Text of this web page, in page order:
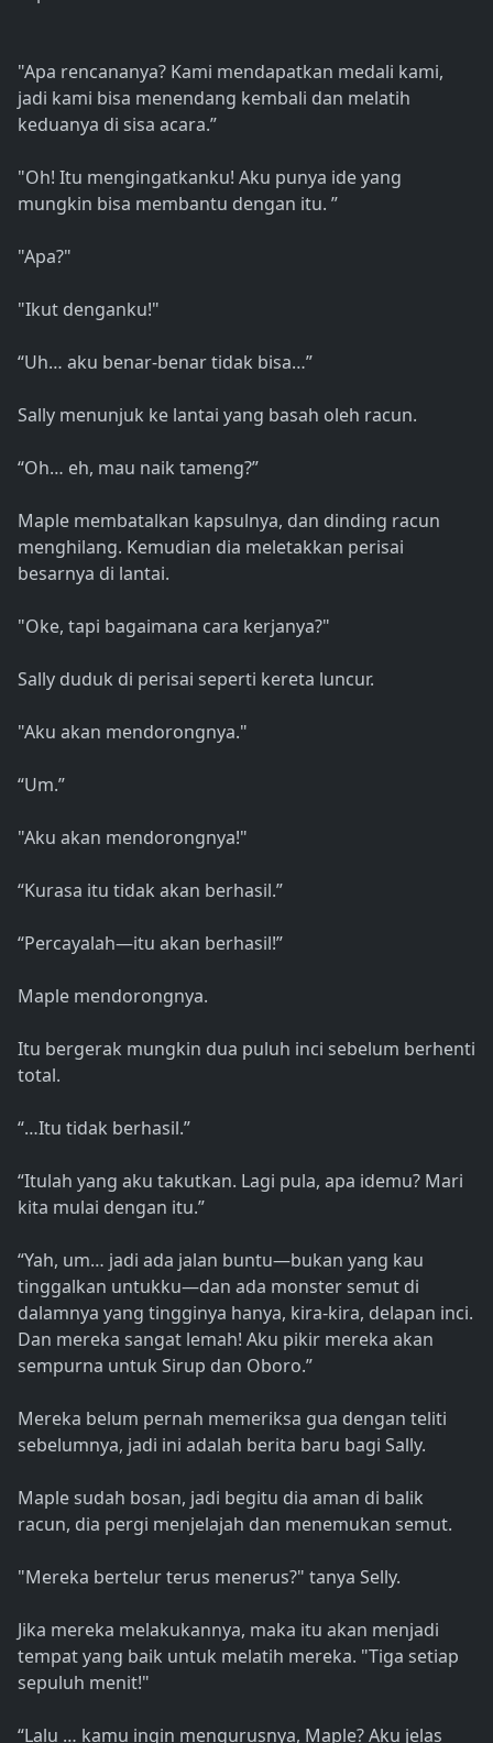
"Apa rencananya? Kami mendapatkan medali kami,
jadi kami bisa menendang kembali dan melatih
keduanya di sisa acara.”
"Oh! Itu mengingatkanku! Aku punya ide yang
mungkin bisa membantu dengan itu. ”
"Apa?"
"Ikut denganku!"
“Uh… aku benar-benar tidak bisa…”
Sally menunjuk ke lantai yang basah oleh racun.
“Oh… eh, mau naik tameng?”
Maple membatalkan kapsulnya, dan dinding racun
menghilang. Kemudian dia meletakkan perisai
besarnya di lantai.
"Oke, tapi bagaimana cara kerjanya?"
Sally duduk di perisai seperti kereta luncur.
"Aku akan mendorongnya."
“Um.”
"Aku akan mendorongnya!"
“Kurasa itu tidak akan berhasil.”
“Percayalah—itu akan berhasil!”
Maple mendorongnya.
Itu bergerak mungkin dua puluh inci sebelum berhenti
total.
“…Itu tidak berhasil.”
“Itulah yang aku takutkan. Lagi pula, apa idemu? Mari
kita mulai dengan itu.”
“Yah, um… jadi ada jalan buntu—bukan yang kau
tinggalkan untukku—dan ada monster semut di
dalamnya yang tingginya hanya, kira-kira, delapan inci.
Dan mereka sangat lemah! Aku pikir mereka akan
sempurna untuk Sirup dan Oboro.”
Mereka belum pernah memeriksa gua dengan teliti
sebelumnya, jadi ini adalah berita baru bagi Sally.
Maple sudah bosan, jadi begitu dia aman di balik
racun, dia pergi menjelajah dan menemukan semut.
"Mereka bertelur terus menerus?" tanya Selly.
Jika mereka melakukannya, maka itu akan menjadi
tempat yang baik untuk melatih mereka. "Tiga setiap
sepuluh menit!"
“Lalu … kamu ingin mengurusnya, Maple? Aku jelas